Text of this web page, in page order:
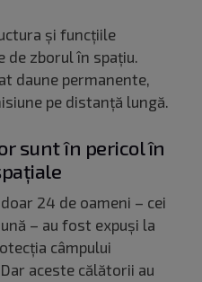
și funcțiile
zborul în spațiu.
daune permanente,
pe distanță lungă.
sunt în pericol în
24 de oameni – cei
– au fost expuși la
câmpului
aceste călătorii au